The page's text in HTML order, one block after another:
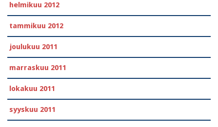
helmikuu 2012
tammikuu 2012
joulukuu 2011
marraskuu 2011
lokakuu 2011
syyskuu 2011